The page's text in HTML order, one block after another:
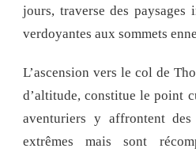
jours, traverse des paysages
verdoyantes aux sommets
L’ascension vers le col de
d’altitude, constitue le point
aventuriers y affrontent
extrêmes mais sont